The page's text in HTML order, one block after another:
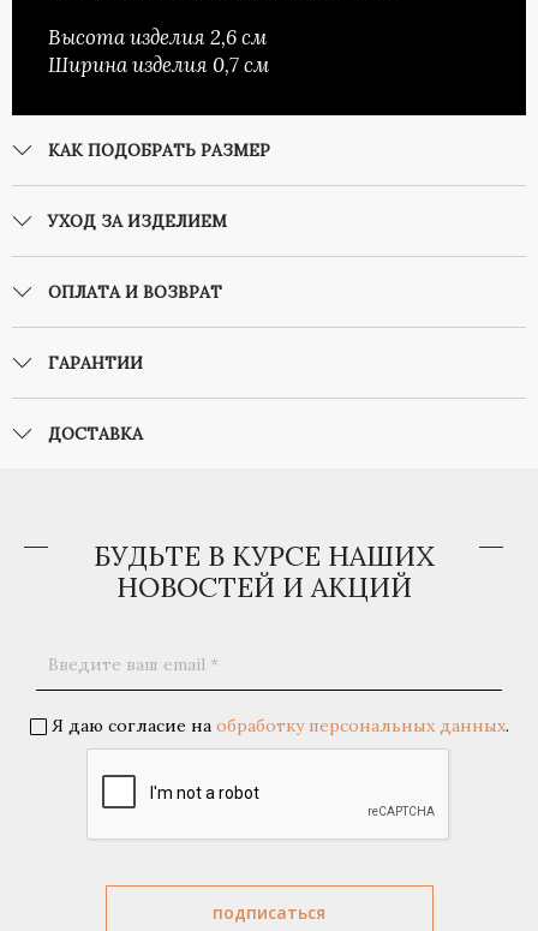
Высота изделия 2,6 см
Ширина изделия 0,7 см
КАК ПОДОБРАТЬ РАЗМЕР
УХОД ЗА ИЗДЕЛИЕМ
ОПЛАТА И ВОЗВРАТ
ГАРАНТИИ
ДОСТАВКА
БУДЬТЕ В КУРСЕ НАШИХ
НОВОСТЕЙ И АКЦИЙ
Я даю согласие на обработку персональных данных.